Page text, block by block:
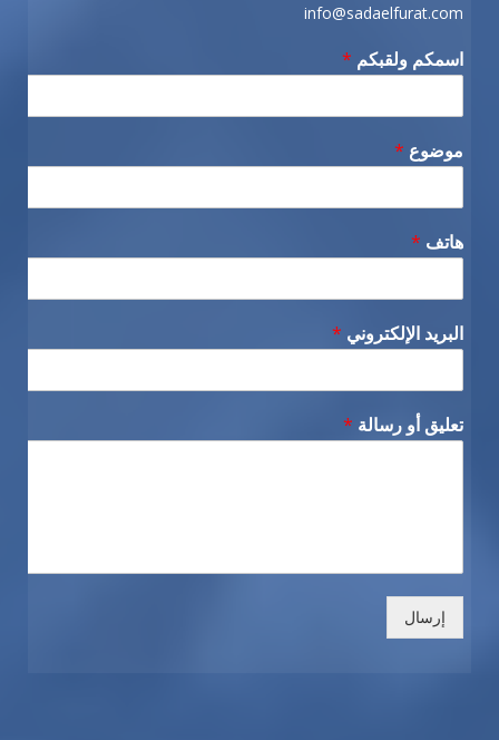
info@sadaelfurat.com
اسمكم ولقبكم *
موضوع *
هاتف *
البريد الإلكتروني *
تعليق أو رسالة *
إرسال